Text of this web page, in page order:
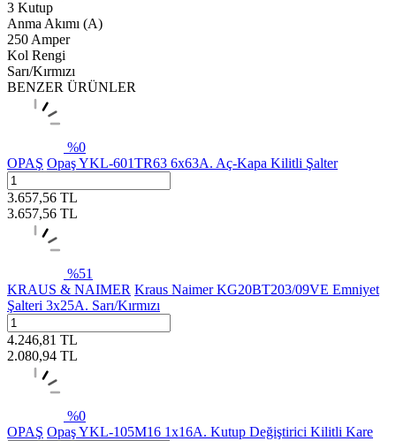
3 Kutup
Anma Akımı (A)
250 Amper
Kol Rengi
Sarı/Kırmızı
BENZER ÜRÜNLER
%0
OPAŞ Opaş YKL-601TR63 6x63A. Aç-Kapa Kilitli Şalter
3.657,56 TL
3.657,56 TL
%51
KRAUS & NAIMER Kraus Naimer KG20BT203/09VE Emniyet
Şalteri 3x25A. Sarı/Kırmızı
4.246,81 TL
2.080,94 TL
%0
OPAŞ Opaş YKL-105M16 1x16A. Kutup Değiştirici Kilitli Kare